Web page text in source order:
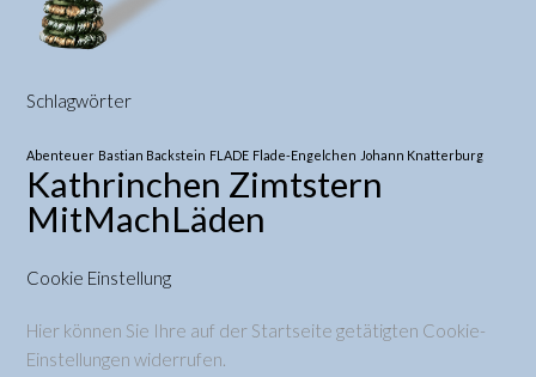
Schlagwörter
Abenteuer Bastian Backstein FLADE Flade-Engelchen Johann Knatterburg
Kathrinchen Zimtstern
MitMachLäden
Cookie Einstellung
Hier können Sie Ihre auf der Startseite getätigten Cookie-
Einstellungen widerrufen.